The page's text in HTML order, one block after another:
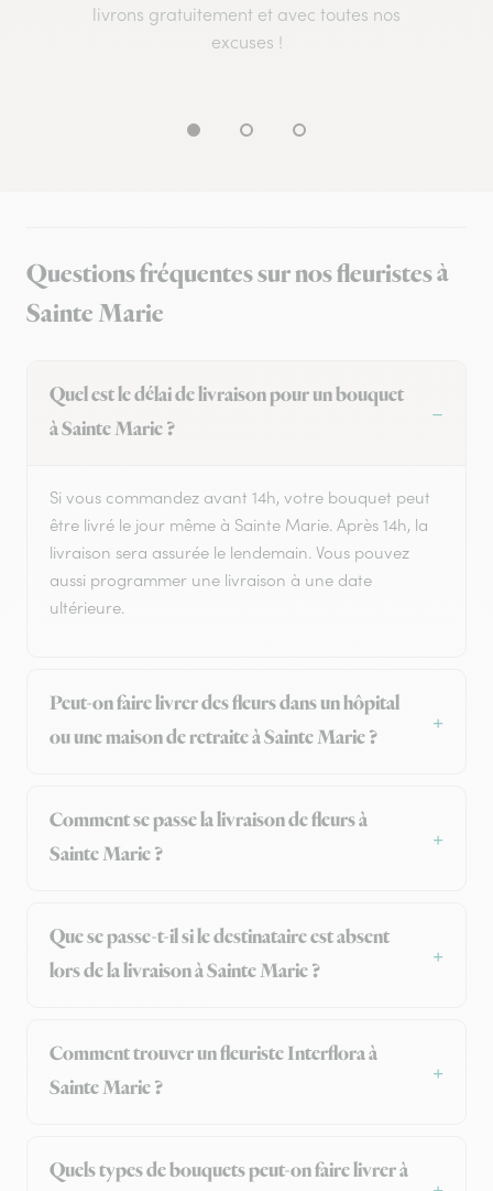
livrons gratuitement et avec toutes nos
excuses !
Questions fréquentes sur nos fleuristes à
Sainte Marie
Quel est le délai de livraison pour un bouquet
à Sainte Marie ?
Si vous commandez avant 14h, votre bouquet peut
être livré le jour même à Sainte Marie. Après 14h, la
livraison sera assurée le lendemain. Vous pouvez
aussi programmer une livraison à une date
ultérieure.
Peut-on faire livrer des fleurs dans un hôpital
ou une maison de retraite à Sainte Marie ?
Comment se passe la livraison de fleurs à
Sainte Marie ?
Que se passe-t-il si le destinataire est absent
lors de la livraison à Sainte Marie ?
Comment trouver un fleuriste Interflora à
Sainte Marie ?
Quels types de bouquets peut-on faire livrer à